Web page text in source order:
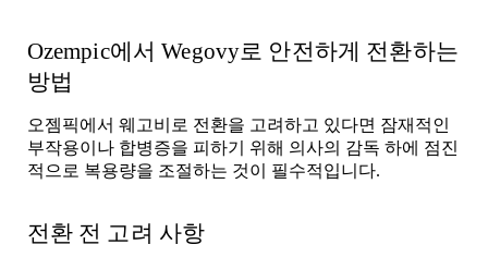
Ozempic에서 Wegovy로 안전하게 전환하는
방법
오젬픽에서 웨고비로 전환을 고려하고 있다면 잠재적인
부작용이나 합병증을 피하기 위해 의사의 감독 하에 점진
적으로 복용량을 조절하는 것이 필수적입니다.
전환 전 고려 사항